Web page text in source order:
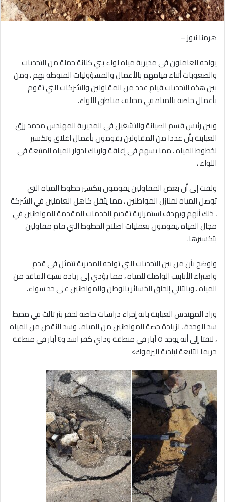
‎يواجه العاملون في مديرية مياه لواء بني كنانة جملة من التحديات
والصعوبات أثناء قيامهم بالأعمال والمسؤوليات المنوطة بهم ، ومن
بين هذه التحديات قيام عدد من المقاولين والشركات التي تقوم
بأعمال خاصة بالمياه في مختلف مناطق اللواء.
‎وبين رئيس قسم الصيانة والتشغيل في المديرية المهندس محمد رزق
العبابنة بأن عددا من المقاولين يقومون بأعمال اغلاق وتكسير
لخطوط المياه ، مما يسهم في إعاقة وارباك ادوار المياه المتبعة في
اللواء ،
‎ولفت إلى أن بعض المقاولين يقومون بتكسير خطوط المياه التي
توصل المياه لمنازل المواطنين ، مما يثقل كاهل العاملين في الشركة
، ذلك أنهم وبهدف استمرارية تقديم الخدمات المقدمة للمواطنين في
مجال المياه ،يقومون بعمليات اصلاح الخطوط التي قام مقاولين
بتكسيرها.
‎واوضح بأن من بين التحديات التي تواجه المديرية تتمثل في قدم
واهتراء الأنابيب الواصلة للمياه ، مما يؤدي إلى زيادة نسبة الفاقد من
المياه ، وبالتالي إلحاق الخسائر بالوطن والمواطنين على حد سواء.
‎وزاد المهندس العبابنة بانه إجراء دراسات خاصة لحفر بئر ثالث في محيط
سد الوحدة ، لزيادة حصة المواطنين من المياه ، وسد النقص من المياه
، لافتا إلى أنه يوجد ٥ آبار في منطقة وداي كفر اسد و٤ آبار في منطقة
حريما التابعة لبلدية اليرموك>